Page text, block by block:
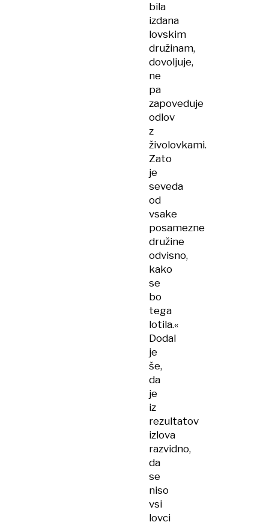
bila
izdana
lovskim
družinam,
dovoljuje,
ne
pa
zapoveduje
odlov
z
živolovkami.
Zato
je
seveda
od
vsake
posamezne
družine
odvisno,
kako
se
bo
tega
lotila.«
Dodal
je
še,
da
je
iz
rezultatov
izlova
razvidno,
da
se
niso
vsi
lovci